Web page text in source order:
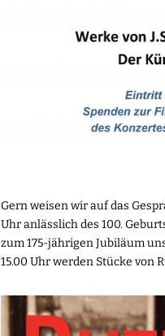
Gern weisen wir auf das
Uhr anlässlich des 100.
zum 175-jährigen Jubiläum
15.00 Uhr werden Stücke von